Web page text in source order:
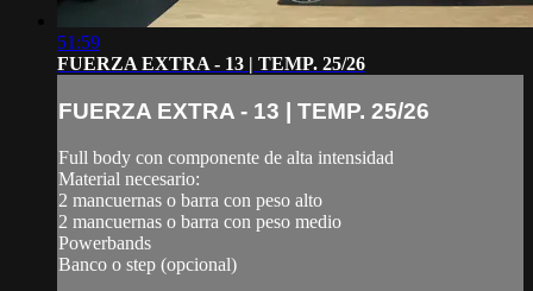
51:59
FUERZA EXTRA - 13 | TEMP. 25/26
FUERZA EXTRA - 13 | TEMP. 25/26
Full body con componente de alta intensidad
Material necesario:
2 mancuernas o barra con peso alto
2 mancuernas o barra con peso medio
Powerbands
Banco o step (opcional)